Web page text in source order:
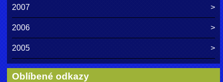
2007
2006
2005
Oblíbené odkazy